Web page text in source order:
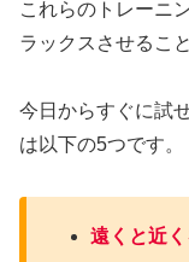
これらのトレーニ
ラックスさせるこ
今日からすぐに試
は以下の5つです。
遠くと近